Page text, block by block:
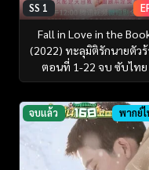
SS 1
Fall in Love in the
(2022) ทะลุมิติรักนายตัวร้
ตอนที่ 1-22 จบ ซับไทย
จบแล้ว พากย์